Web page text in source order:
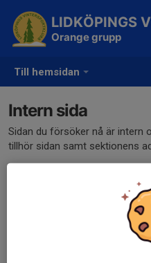
Till hemsidan
LIDKÖPINGS
Orange grupp
Intern sida
Sidan du försöker nå är intern
tillhör sidan samt sektionens